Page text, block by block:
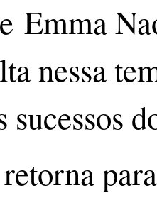
Emma
nessa
sucessos